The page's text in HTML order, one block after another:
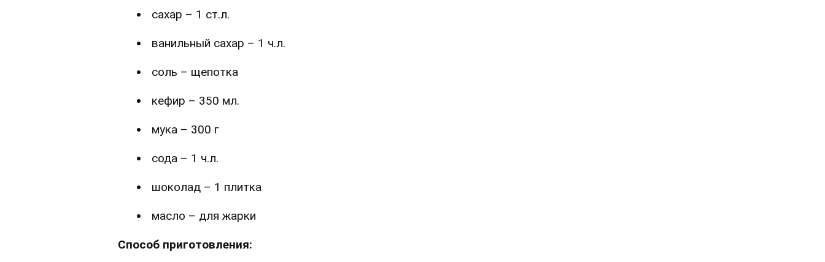
сахар – 1 ст.л.
ванильный сахар – 1 ч.л.
соль – щепотка
кефир – 350 мл.
мука – 300 г
сода – 1 ч.л.
шоколад – 1 плитка
масло – для жарки
Способ приготовления: